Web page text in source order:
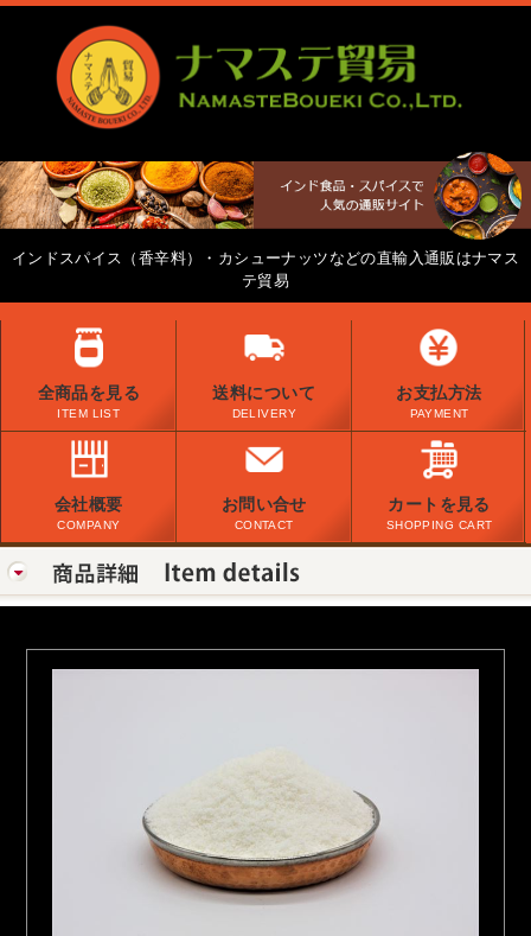
インドスパイス（香辛料）・カシューナッツなどの直輸入通販はナマス
テ貿易
全商品を見る
ITEM LIST
送料について
DELIVERY
お支払方法
PAYMENT
会社概要
COMPANY
お問い合せ
CONTACT
カートを見る
SHOPPING CART